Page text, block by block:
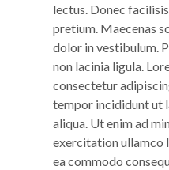
lectus. Donec
pretium. Maecenas
dolor in vestibulum.
non lacinia ligula.
consectetur
tempor incididunt ut
aliqua. Ut enim ad
exercitation ullamco
ea commodo